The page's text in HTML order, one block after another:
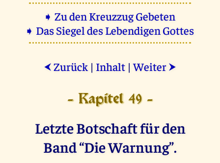
➧ Zu den Kreuzzug Gebeten
➧ Das Siegel des Lebendigen Gottes
⮜ Zurück | Inhalt |Weiter ⮞
- Kapitel 49 -
Letzte Botschaft für den
Band “Die Warnung”.